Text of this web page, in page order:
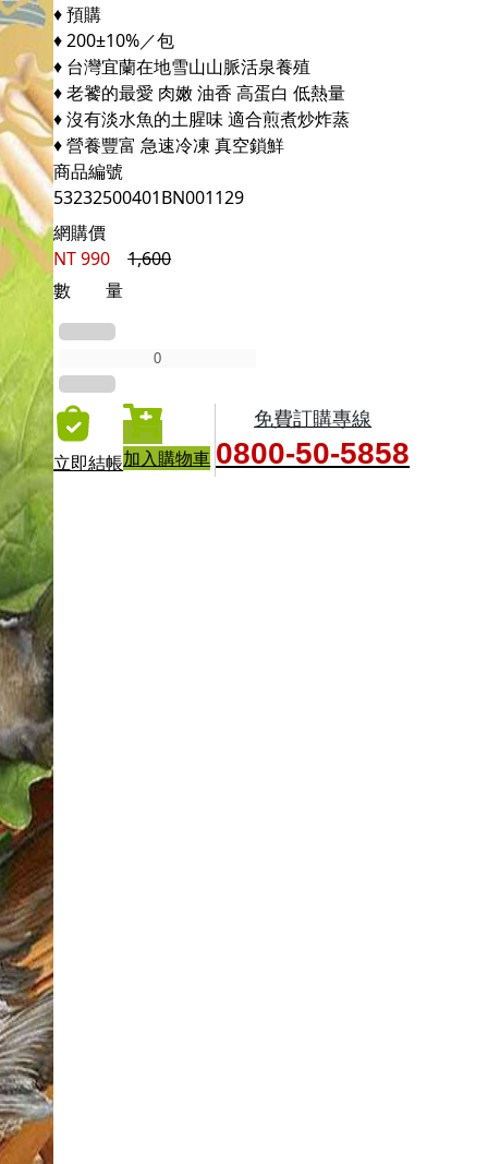
♦ 預購
♦ 200±10%／包
♦ 台灣宜蘭在地雪山山脈活泉養殖
♦ 老饕的最愛 肉嫩 油香 高蛋白 低熱量
♦ 沒有淡水魚的土腥味 適合煎煮炒炸蒸
♦ 營養豐富 急速冷凍 真空鎖鮮
商品編號
53232500401BN001129
網購價
NT990
1,600
數 量
立即結帳加入購物車
免費訂購專線
0800-50-5858